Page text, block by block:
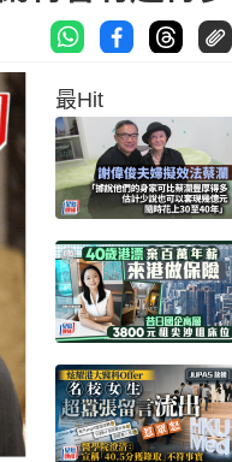
最Hit